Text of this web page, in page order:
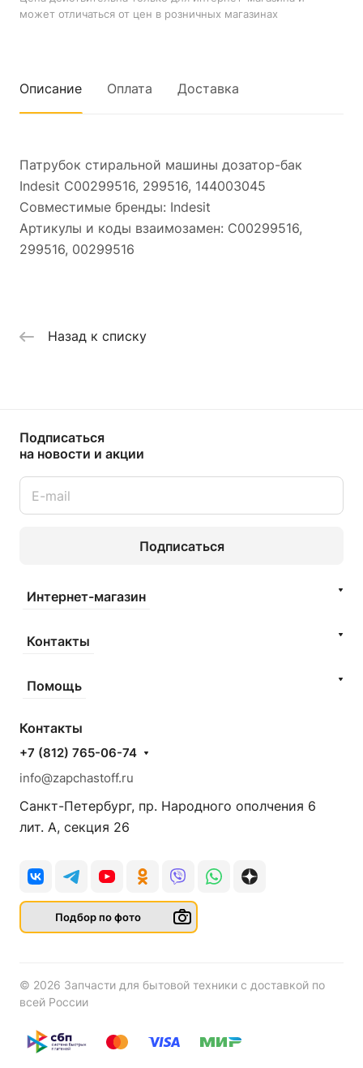
может отличаться от цен в розничных магазинах
Описание Оплата Доставка
Патрубок стиральной машины дозатор-бак
Indesit C00299516, 299516, 144003045
Совместимые бренды: Indesit
Артикулы и коды взаимозамен: C00299516,
299516, 00299516
Назад к списку
Подписаться
на новости и акции
Подписаться
Интернет-магазин
Контакты
Помощь
Контакты
+7 (812) 765-06-74
info@zapchastoff.ru
Санкт-Петербург, пр. Народного ополчения 6
лит. А, секция 26
Подбор по фото
© 2026 Запчасти для бытовой техники с доставкой по
всей России